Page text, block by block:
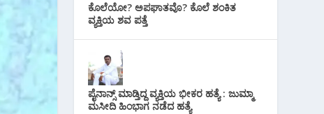
ಕೊಲೆಯೋ? ಅಪಘಾತವೊ? ಕೊಲೆ ಶಂಕಿತ
ವ್ಯಕ್ತಿಯ ಶವ ಪತ್ತೆ
ಪೈನಾನ್ಸ್ ಮಾಡ್ತಿದ್ದ ವ್ಯಕ್ತಿಯ ಭೀಕರ‌ ಹತ್ಯೆ : ಜುಮ್ಮಾ
ಮಸೀದಿ ಹಿಂಭಾಗ ನಡೆದ ಹತ್ಯೆ